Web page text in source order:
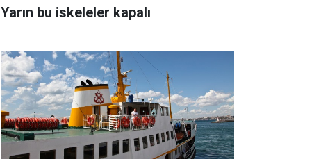
Yarın bu iskeleler kapalı